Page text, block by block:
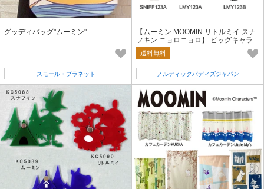
グッディバッグ"ムーミン"
スモール・プラネット
【ムーミン MOOMIN リトルミイ スナ
フキン ニョロニョロ】 ビッグキャラ
クター キーリング【人気商品】
送料無料
ノルディックバディズジャパン